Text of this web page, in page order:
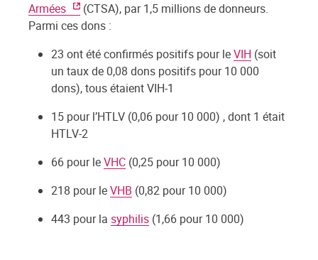
Armées
(CTSA), par 1,5 millions de donneurs.
Parmi ces dons :
23 ont été confirmés positifs pour leVIH (soit
un taux de 0,08 dons positifs pour 10 000
dons), tous étaient VIH-1
15 pour l’HTLV (0,06 pour 10 000) , dont 1 était
HTLV-2
66 pour leVHC (0,25 pour 10 000)
218 pour leVHB (0,82 pour 10 000)
443 pour la syphilis (1,66 pour 10 000)